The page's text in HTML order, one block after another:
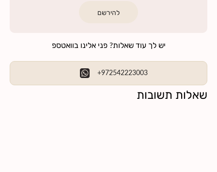
להירשם
יש לך עוד שאלות? פני אלינו בוואטספ
+972542223003
שאלות תשובות